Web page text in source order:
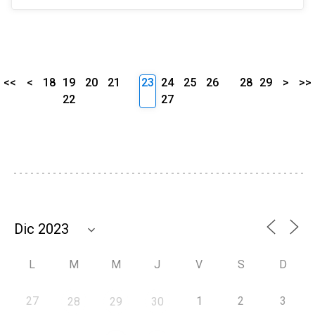
<< < 18 19 20
21
22
23 24 25
26
27
28 29 > >>
L M M J V S D
27 28 29 30 1 2 3